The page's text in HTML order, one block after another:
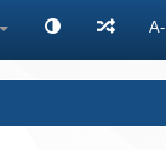
A-